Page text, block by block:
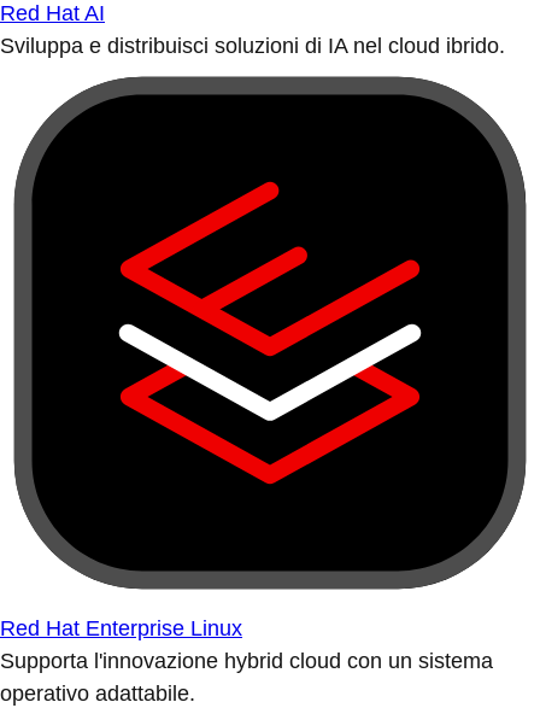
Red Hat AI
Sviluppa e distribuisci soluzioni di IA nel cloud ibrido.
Red Hat Enterprise Linux
Supporta l'innovazione hybrid cloud con un sistema
operativo adattabile.